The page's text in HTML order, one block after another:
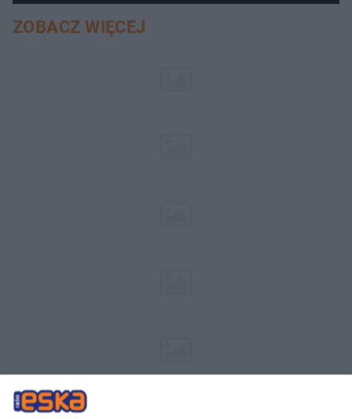
ZOBACZ WIĘCEJ